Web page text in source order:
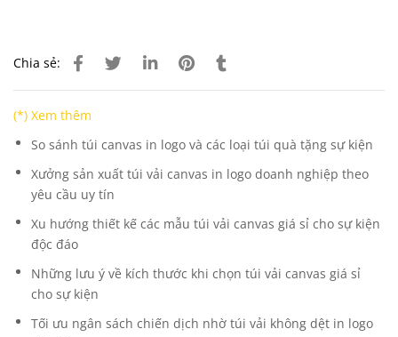
Chia sẻ:
(*) Xem thêm
So sánh túi canvas in logo và các loại túi quà tặng sự kiện
Xưởng sản xuất túi vải canvas in logo doanh nghiệp theo
yêu cầu uy tín
Xu hướng thiết kế các mẫu túi vải canvas giá sỉ cho sự kiện
độc đáo
Những lưu ý về kích thước khi chọn túi vải canvas giá sỉ
cho sự kiện
Tối ưu ngân sách chiến dịch nhờ túi vải không dệt in logo